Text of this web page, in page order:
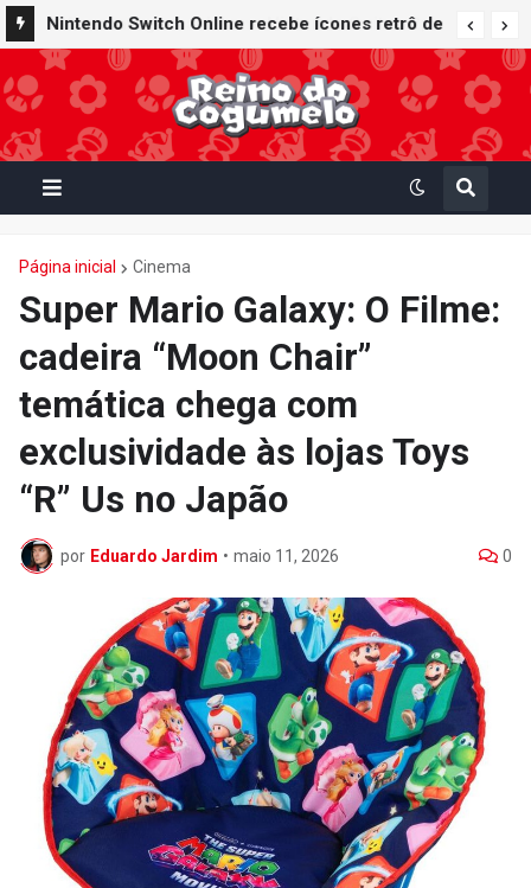
Nintendo Switch Online recebe ícones retrô de
Mario Paint (SNES) e Mario Kart: Super Circuit
(GBA)
Página inicial Cinema
Super Mario Galaxy: O Filme:
cadeira “Moon Chair”
temática chega com
exclusividade às lojas Toys
“R” Us no Japão
por Eduardo Jardim • maio 11, 2026 0